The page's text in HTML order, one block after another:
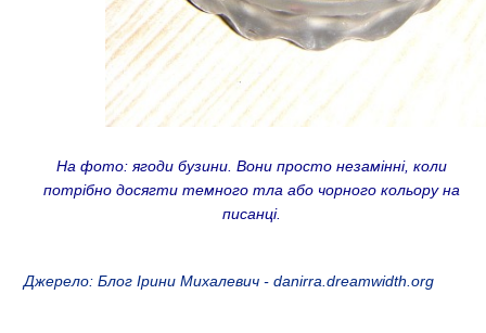
На фото: ягоди бузини. Вони просто незамінні, коли
потрібно досягти темного тла або чорного кольору на
писанці.
Джерело: Блог Ірини Михалевич - danirra.dreamwidth.org